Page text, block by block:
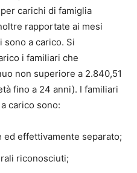
carichi di famiglia
rapportate ai mesi
sono a carico. Si
i familiari che
non superiore a 2.840,51
fino a 24 anni). I familiari
carico sono:
effettivamente separato;
riconosciuti;